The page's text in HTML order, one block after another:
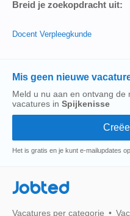
Breid je zoekopdracht uit:
Docent Verpleegkunde
Mis geen nieuwe
Meld u nu aan en ontvang de
vacatures in Spijkenisse
Het is gratis en je kunt e-mailupdates
Jobted
Vacatures per categorie